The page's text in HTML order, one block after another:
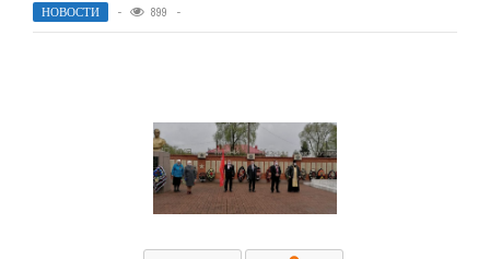
НОВОСТИ 899